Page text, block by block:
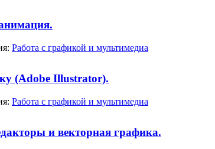
Работа с графикой и мультимедиа
(Adobe Illustrator).
Работа с графикой и мультимедиа
и векторная графика.